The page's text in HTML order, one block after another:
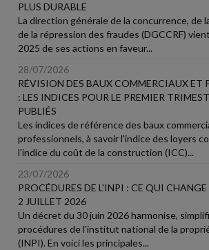
PLUS DURABLE
La direction générale de la concurrence, de
de la répression des fraudes (DGCCRF)
2025 de ses actions en faveur...
28/07/2026
RÉVISION DES BAUX COMMERCIAUX ET
: LES INDICES POUR LE PREMIER
PUBLIÉS
Les indices de référence des baux
professionnels, à savoir l'indice des loyers
l'indice du coût de la construction (ICC)...
23/07/2026
PROCÉDURES DE L'INPI : CE QUI CHANGE
2 JUILLET 2026
Un décret du 30 juin 2026 harmonise,
procédures de l'institut national de la
(INPI). En voici les principales...